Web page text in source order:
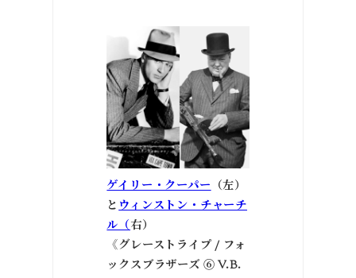
ゲイリー・クーパー（左）
とウィンストン・チャーチ
ル（右）
《グレーストライプ / フォ
ックスブラザーズ ⑥ V.B.